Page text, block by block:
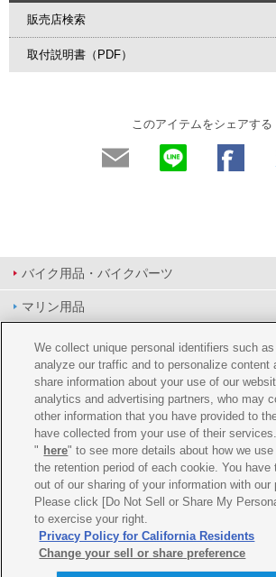
販売店検索
取付説明書（PDF）
このアイテムをシェアする
バイク用品・バイクパーツ
マリン用品
PAS/YPJ用品
その他用品
イベント&エンターテイメント
オンラインショップ
企業情報
推薦環境 プライバシーポリシー
We collect unique personal identifiers such
analyze our traffic and to personalize content
share information about your use of our
analytics and advertising partners, who may
other information that you have provided to
have collected from your use of their
" here" to see more details about how we
the retention period of each cookie. You have
out of our sharing of your information with our
Please click [Do Not Sell or Share My
to exercise your right.
Privacy Policy for California Residents
Change your sell or share preference